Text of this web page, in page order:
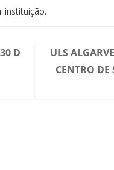
instituição.
D
ULS
CENTRO